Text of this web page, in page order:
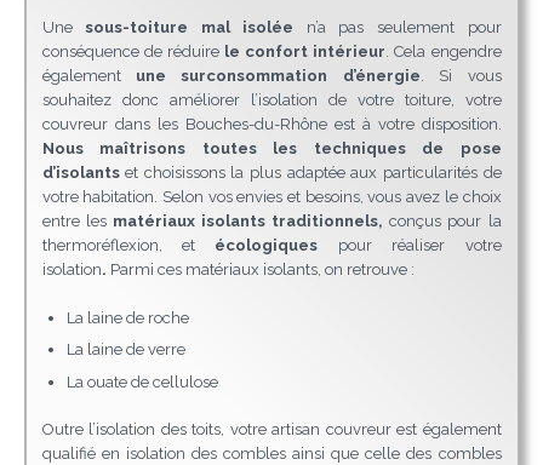
Unesous-toiture mal isolée n’a pas seulement pour
conséquence de réduirele confort intérieur. Cela engendre
également une surconsommation d’énergie. Si vous
souhaitez donc améliorer l’isolation de votre toiture, votre
couvreur dans les Bouches-du-Rhône est à votre disposition.
Nous maîtrisons toutes les techniques de pose
d’isolantset choisissons la plus adaptée aux particularités de
votre habitation. Selon vos envies et besoins, vous avez le choix
entre les matériaux isolants traditionnels, conçus pour la
thermoréflexion, et écologiques pour réaliser votre
isolation. Parmi ces matériaux isolants, on retrouve :
La laine de roche
La laine de verre
La ouate de cellulose
Outre l’isolation des toits, votre artisan couvreur est également
qualifié en isolation des combles ainsi que celle des combles